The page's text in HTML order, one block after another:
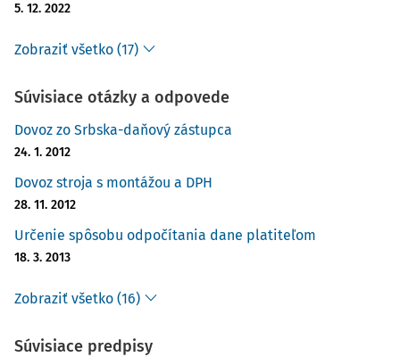
5. 12. 2022
Zobraziť všetko (17)
Súvisiace otázky a odpovede
Dovoz zo Srbska-daňový zástupca
24. 1. 2012
Dovoz stroja s montážou a DPH
28. 11. 2012
Určenie spôsobu odpočítania dane platiteľom
18. 3. 2013
Zobraziť všetko (16)
Súvisiace predpisy